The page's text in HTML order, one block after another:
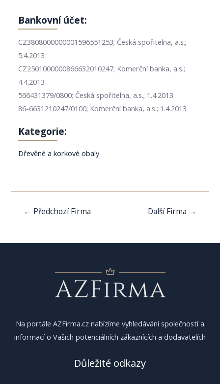
Bankovní účet:
CZ3808000000001596551253; Česká spořitelna, a.s.;
5.4.2013
CZ2501000000866632010247; Komerční banka, a.s.;
4.4.2013
566431379/0800; Česká spořitelna, a.s.; 1.4.2013
86-6631210247/0100; Komerční banka, a.s.; 1.4.2013
Kategorie:
Dřevěné a korkové obaly
Navigace
← Předchozí Firma Další Firma →
Na portále AZFirma.cz nabízíme vyhledávání společností a
informací o Vašich potenciálních zákaznících a dodavatelích
Důležité odkazy